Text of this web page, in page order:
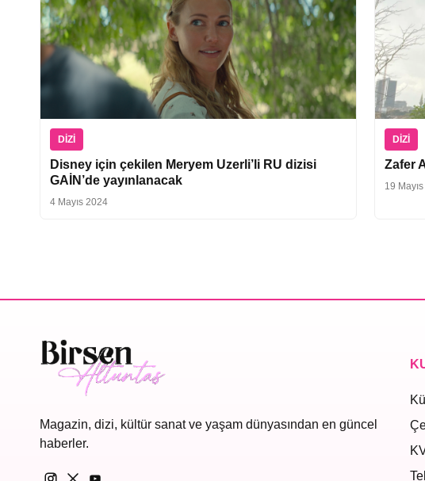
DIZI
Disney için çekilen Meryem Uzerli’li RU dizisi
GAİN’de yayınlanacak
4 Mayıs 2024
DIZI
Zafer
19
Magazin, dizi, kültür sanat ve yaşam dünyasından en güncel
haberler.